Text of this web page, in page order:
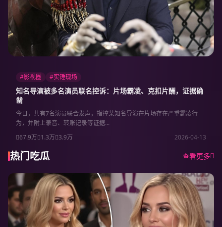
#影视圈 #实锤现场
知名导演被多名演员联名控诉：片场霸凌、克扣片酬，证据确
凿
今日，共有7名演员联合发声，指控某知名导演在片场存在严重霸凌行
为，并附上录音、转账记录等证据...
67.9万 1.3万 3.9万 2026-04-13
热门吃瓜 查看更多